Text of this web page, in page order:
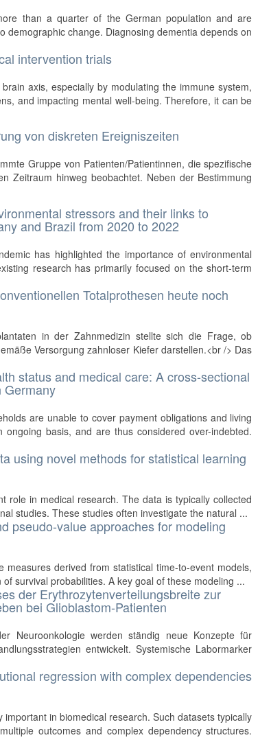
than a quarter of the German population and are
demographic change. Diagnosing dementia depends on
intervention trials
axis, especially by modulating the immune system,
and impacting mental well-being. Therefore, it can be
von diskreten Ereigniszeiten
Gruppe von Patienten/Patientinnen, die spezifische
Zeitraum hinweg beobachtet. Neben der Bestimmung
stressors and their links to
and Brazil from 2020 to 2022
has highlighted the importance of environmental
research has primarily focused on the short-term
Totalprothesen heute noch
in der Zahnmedizin stellte sich die Frage, ob
Versorgung zahnloser Kiefer darstellen.<br /> Das
status and medical care: A cross-sectional
Germany
are unable to cover payment obligations and living
basis, and are thus considered over-indebted.
using novel methods for statistical learning
role in medical research. The data is typically collected
studies. These studies often investigate the natural ...
pseudo-value approaches for modeling
derived from statistical time-to-event models,
survival probabilities. A key goal of these modeling ...
der Erythrozytenverteilungsbreite zur
bei Glioblastom-Patienten
Neuroonkologie werden ständig neue Konzepte für
entwickelt. Systemische Labormarker
regression with complex dependencies
in biomedical research. Such datasets typically
outcomes and complex dependency structures.